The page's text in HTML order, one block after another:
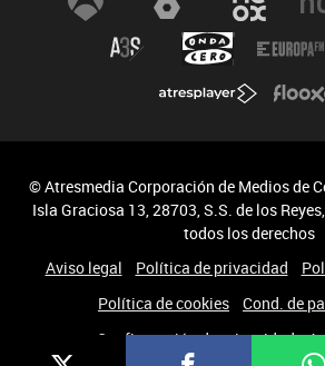
© Atresmedia Corporación de Medios de
Isla Graciosa 13, 28703, S.S. de los
todos los derechos
Aviso legal
Política de privacidad
Política de cookies
Cond. de
Configuración de privacidad